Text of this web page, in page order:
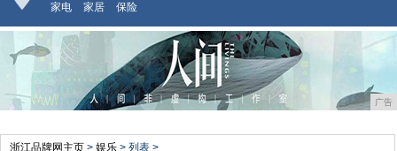
家电
家居 保险
广告
浙江品牌网主页 > 娱乐 > 列表 >